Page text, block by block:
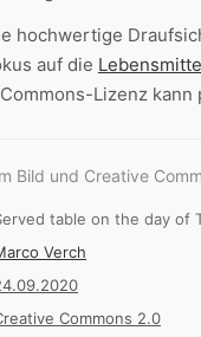
hochwertige
auf die
Lizenz
Bild und Creative
table on the day of
Verch
Commons 2.0